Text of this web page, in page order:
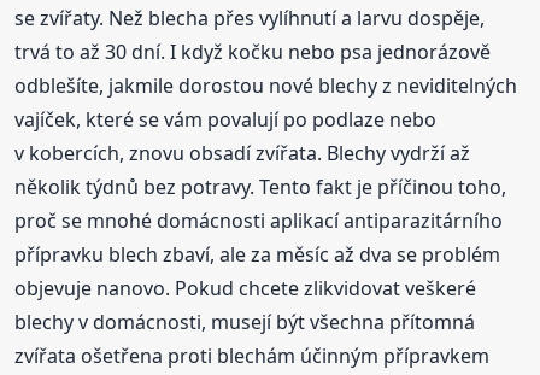
se zvířaty. Než blecha přes vylíhnutí a larvu dospěje,
trvá to až 30 dní. I když kočku nebo psa jednorázově
odblešíte, jakmile dorostou nové blechy z neviditelných
vajíček, které se vám povalují po podlaze nebo
v kobercích, znovu obsadí zvířata. Blechy vydrží až
několik týdnů bez potravy. Tento fakt je příčinou toho,
proč se mnohé domácnosti aplikací antiparazitárního
přípravku blech zbaví, ale za měsíc až dva se problém
objevuje nanovo. Pokud chcete zlikvidovat veškeré
blechy v domácnosti, musejí být všechna přítomná
zvířata ošetřena proti blechám účinným přípravkem